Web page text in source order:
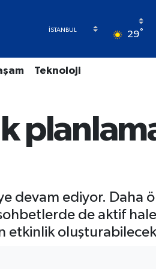
29°
Teknoloji
devam ediyor. Daha
de aktif
etkinlik